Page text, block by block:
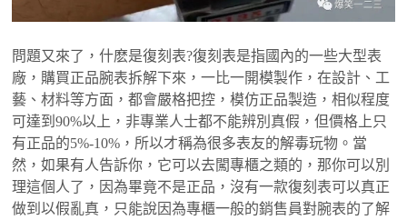
問題又來了，什麽是復刻表?復刻表是指國內的一些大型表
廠，購買正品腕表拆解下來，一比一開模製作，在設計、工
藝、材料等方面，都會嚴格把控，模仿正品製造，相似程度
可達到90%以上，非專業人士都不能辨別真假，但價格上只
有正品的5%-10%，所以才稱為很多表友的解毒玩物。當
然，如果有人告訴你，它可以去闖專櫃之類的，那你可以別
理這個人了，因為畢竟不是正品，沒有一款復刻表可以真正
做到以假亂真，只能說因為專櫃一般的銷售員對腕表的了解